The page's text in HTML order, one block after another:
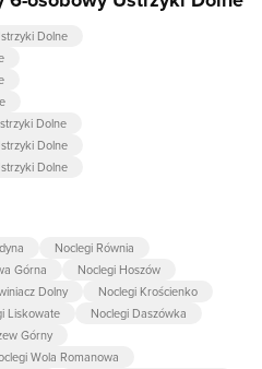
Dolne
Dolne
Dolne
Dolne
Noclegi Równia
Górna
Noclegi Hoszów
Dolny
Noclegi Krościenko
Liskowate
Noclegi Daszówka
Górny
Wola Romanowa